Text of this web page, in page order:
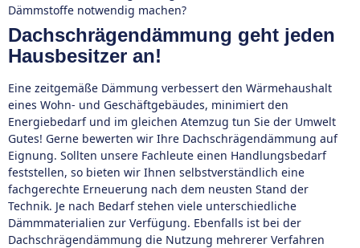
Dämmstoffe notwendig machen?
Dachschrägendämmung geht jeden
Hausbesitzer an!
Eine zeitgemäße Dämmung verbessert den Wärmehaushalt
eines Wohn- und Geschäftgebäudes, minimiert den
Energiebedarf und im gleichen Atemzug tun Sie der Umwelt
Gutes! Gerne bewerten wir Ihre Dachschrägendämmung auf
Eignung. Sollten unsere Fachleute einen Handlungsbedarf
feststellen, so bieten wir Ihnen selbstverständlich eine
fachgerechte Erneuerung nach dem neusten Stand der
Technik. Je nach Bedarf stehen viele unterschiedliche
Dämmmaterialien zur Verfügung. Ebenfalls ist bei der
Dachschrägendämmung die Nutzung mehrerer Verfahren